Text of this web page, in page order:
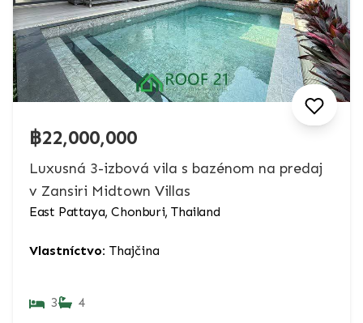
฿22,000,000
Luxusná 3-izbová vila s bazénom na predaj
v Zansiri Midtown Villas
East Pattaya, Chonburi, Thailand
Vlastníctvo: Thajčina
3 4